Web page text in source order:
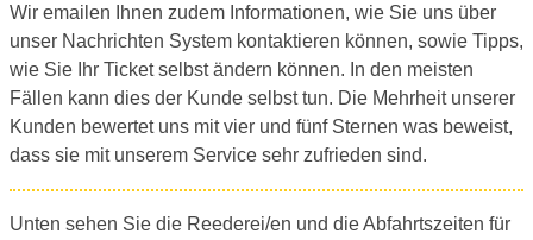
Wir emailen Ihnen zudem Informationen, wie Sie uns über
unser Nachrichten System kontaktieren können, sowie Tipps,
wie Sie Ihr Ticket selbst ändern können. In den meisten
Fällen kann dies der Kunde selbst tun. Die Mehrheit unserer
Kunden bewertet uns mit vier und fünf Sternen was beweist,
dass sie mit unserem Service sehr zufrieden sind.
Unten sehen Sie die Reederei/en und die Abfahrtszeiten für